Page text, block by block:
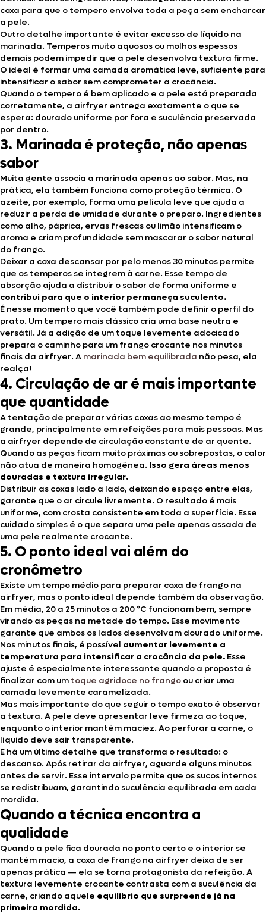
coxa para que o tempero envolva toda a peça sem encharcar
a pele.
Outro detalhe importante é evitar excesso de líquido na
marinada. Temperos muito aquosos ou molhos espessos
demais podem impedir que a pele desenvolva textura firme.
O ideal é formar uma camada aromática leve, suficiente para
intensificar o sabor sem comprometer a crocância.
Quando o tempero é bem aplicado e a pele está preparada
corretamente, a airfryer entrega exatamente o que se
espera: dourado uniforme por fora e suculência preservada
por dentro.
3. Marinada é proteção, não apenas
sabor
Muita gente associa a marinada apenas ao sabor. Mas, na
prática, ela também funciona como proteção térmica. O
azeite, por exemplo, forma uma película leve que ajuda a
reduzir a perda de umidade durante o preparo. Ingredientes
como alho, páprica, ervas frescas ou limão intensificam o
aroma e criam profundidade sem mascarar o sabor natural
do frango.
Deixar a coxa descansar por pelo menos 30 minutos permite
que os temperos se integrem à carne. Esse tempo de
absorção ajuda a distribuir o sabor de forma uniforme e
contribui para que o interior permaneça suculento.
É nesse momento que você também pode definir o perfil do
prato. Um tempero mais clássico cria uma base neutra e
versátil. Já a adição de um toque levemente adocicado
prepara o caminho para um frango crocante nos minutos
finais da airfryer. A marinada bem equilibrada não pesa, ela
realça!
4. Circulação de ar é mais importante
que quantidade
A tentação de preparar várias coxas ao mesmo tempo é
grande, principalmente em refeições para mais pessoas. Mas
a airfryer depende de circulação constante de ar quente.
Quando as peças ficam muito próximas ou sobrepostas, o calor
não atua de maneira homogênea. Isso gera áreas menos
douradas e textura irregular.
Distribuir as coxas lado a lado, deixando espaço entre elas,
garante que o ar circule livremente. O resultado é mais
uniforme, com crosta consistente em toda a superfície. Esse
cuidado simples é o que separa uma pele apenas assada de
uma pele realmente crocante.
5. O ponto ideal vai além do
cronômetro
Existe um tempo médio para preparar coxa de frango na
airfryer, mas o ponto ideal depende também da observação.
Em média, 20 a 25 minutos a 200 °C funcionam bem, sempre
virando as peças na metade do tempo. Esse movimento
garante que ambos os lados desenvolvam dourado uniforme.
Nos minutos finais, é possível aumentar levemente a
temperatura para intensificar a crocância da pele. Esse
ajuste é especialmente interessante quando a proposta é
finalizar com um toque agridoce no frango ou criar uma
camada levemente caramelizada.
Mas mais importante do que seguir o tempo exato é observar
a textura. A pele deve apresentar leve firmeza ao toque,
enquanto o interior mantém maciez. Ao perfurar a carne, o
líquido deve sair transparente.
E há um último detalhe que transforma o resultado: o
descanso. Após retirar da airfryer, aguarde alguns minutos
antes de servir. Esse intervalo permite que os sucos internos
se redistribuam, garantindo suculência equilibrada em cada
mordida.
Quando a técnica encontra a
qualidade
Quando a pele fica dourada no ponto certo e o interior se
mantém macio, a coxa de frango na airfryer deixa de ser
apenas prática — ela se torna protagonista da refeição. A
textura levemente crocante contrasta com a suculência da
carne, criando aquele equilíbrio que surpreende já na
primeira mordida.